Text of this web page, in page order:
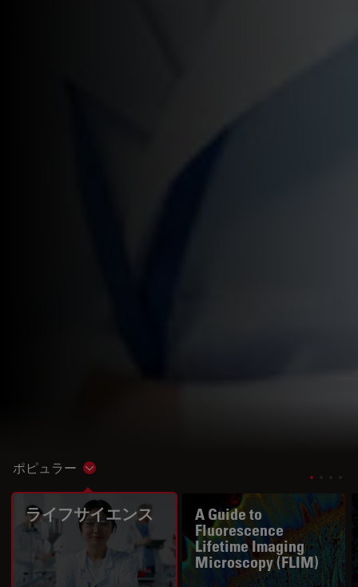
ポピュラー Show subnavigation
ライフサイエンス
A Guide to
Fluorescence
Lifetime Imaging
Microscopy (FLIM)